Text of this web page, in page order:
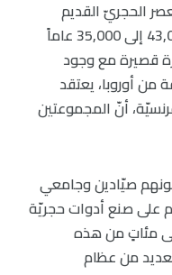
الحجريّ القديم
الأعلى عاش أفرادها منذ حوالي 43,000 إلى 35,000 عاماً
قصيرة مع وجود
من أوروبا، يعتقد
أنّ المجموعتين
صيّادين وجامعي
على صنع أدوات حجريّة
مئاتٍ من هذه
من عظام